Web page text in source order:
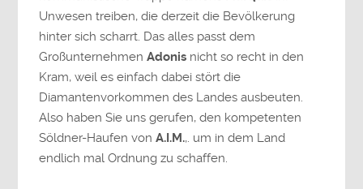
Unwesen treiben, die derzeit die Bevölkerung
hinter sich scharrt. Das alles passt dem
GroßunternehmenAdonis nicht so recht in den
Kram, weil es einfach dabei stört die
Diamantenvorkommen des Landes ausbeuten.
Also haben Sie uns gerufen, den kompetenten
Söldner-Haufen vonA.I.M.,. um in dem Land
endlich mal Ordnung zu schaffen.